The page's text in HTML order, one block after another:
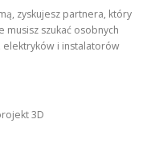
zyskujesz partnera, który
musisz szukać osobnych
elektryków i instalatorów
3D